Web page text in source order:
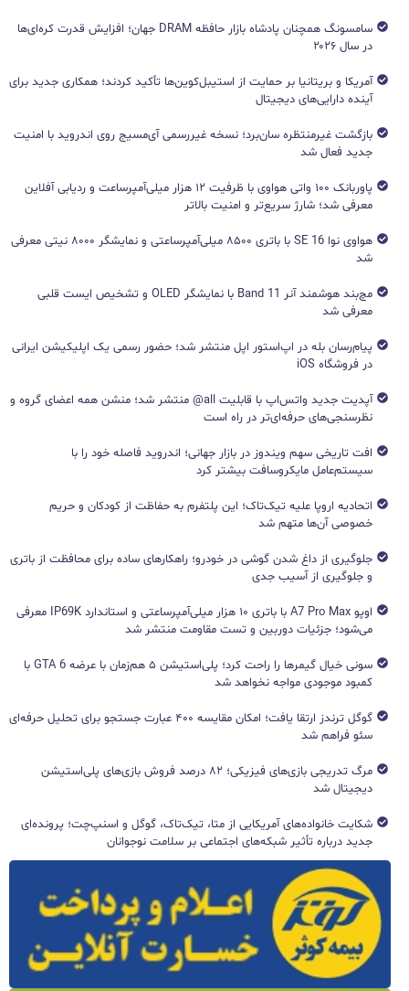
سامسونگ همچنان پادشاه بازار حافظه DRAM جهان؛ افزایش قدرت کره‌ای‌ها
در سال ۲۰۲۶
آمریکا و بریتانیا بر حمایت از استیبل‌کوین‌ها تأکید کردند؛ همکاری جدید برای
آینده دارایی‌های دیجیتال
بازگشت غیرمنتظره سان‌برد؛ نسخه غیررسمی آی‌مسیج روی اندروید با امنیت
جدید فعال شد
پاوربانک ۱۰۰ واتی هواوی با ظرفیت ۱۲ هزار میلی‌آمپرساعت و ردیابی آفلاین
معرفی شد؛ شارژ سریع‌تر و امنیت بالاتر
هواوی نوا 16 SE با باتری ۸۵۰۰ میلی‌آمپرساعتی و نمایشگر ۸۰۰۰ نیتی معرفی
شد
مچ‌بند هوشمند آنر Band 11 با نمایشگر OLED و تشخیص ایست قلبی
معرفی شد
پیام‌رسان بله در اپ‌استور اپل منتشر شد؛ حضور رسمی یک اپلیکیشن ایرانی
در فروشگاه iOS
آپدیت جدید واتس‌اپ با قابلیت all@ منتشر شد؛ منشن همه اعضای گروه و
نظرسنجی‌های حرفه‌ای‌تر در راه است
افت تاریخی سهم ویندوز در بازار جهانی؛ اندروید فاصله خود را با
سیستم‌عامل مایکروسافت بیشتر کرد
اتحادیه اروپا علیه تیک‌تاک؛ این پلتفرم به حفاظت از کودکان و حریم
خصوصی آن‌ها متهم شد
جلوگیری از داغ شدن گوشی در خودرو؛ راهکارهای ساده برای محافظت از باتری
و جلوگیری از آسیب جدی
اوپو A7 Pro Max با باتری ۱۰ هزار میلی‌آمپرساعتی و استاندارد IP69K معرفی
می‌شود؛ جزئیات دوربین و تست مقاومت منتشر شد
سونی خیال گیمرها را راحت کرد؛ پلی‌استیشن ۵ هم‌زمان با عرضه GTA 6 با
کمبود موجودی مواجه نخواهد شد
گوگل ترندز ارتقا یافت؛ امکان مقایسه ۴۰۰ عبارت جستجو برای تحلیل حرفه‌ای
سئو فراهم شد
مرگ تدریجی بازی‌های فیزیکی؛ ۸۲ درصد فروش بازی‌های پلی‌استیشن
دیجیتال شد
شکایت خانواده‌های آمریکایی از متا، تیک‌تاک، گوگل و اسنپ‌چت؛ پرونده‌ای
جدید درباره تأثیر شبکه‌های اجتماعی بر سلامت نوجوانان